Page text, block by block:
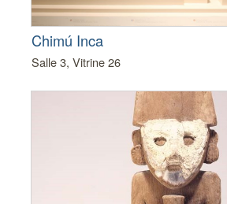
Chimú Inca
Salle 3, Vitrine 26